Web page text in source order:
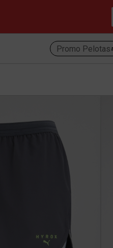
Promo Pelotas